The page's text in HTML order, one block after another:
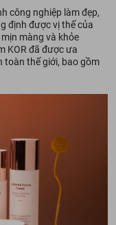
công nghiệp làm đẹp,
định được vị thế của
màng và khỏe
KOR đã được ưa
toàn thế giới, bao gồm